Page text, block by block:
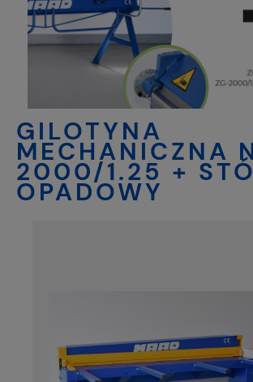
GILOTYNA
MECHANICZNA
2000/1.25 +
OPADOWY